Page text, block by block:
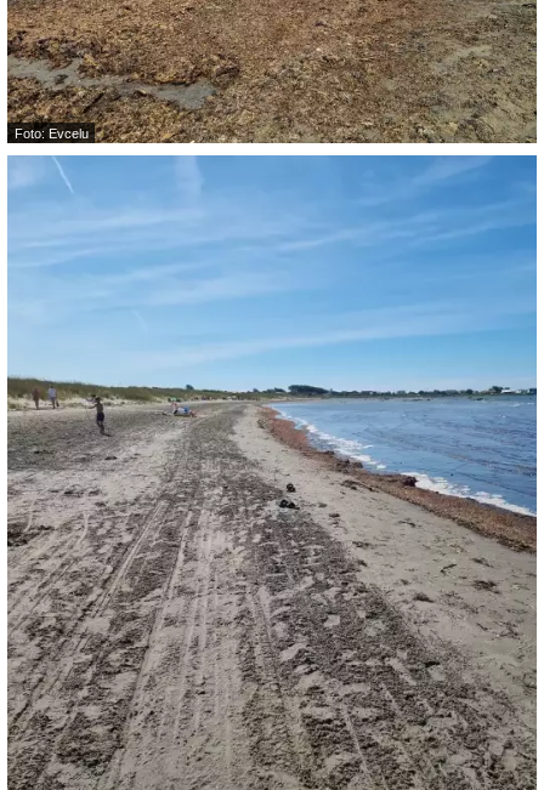
Foto: Evcelu